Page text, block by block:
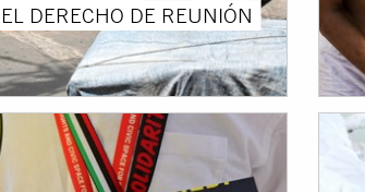
DERECHO DE REUNIÓN